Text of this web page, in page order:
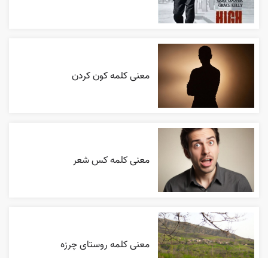
معنی کلمه کون کردن
معنی کلمه کس شعر
معنی کلمه روستای چرزه